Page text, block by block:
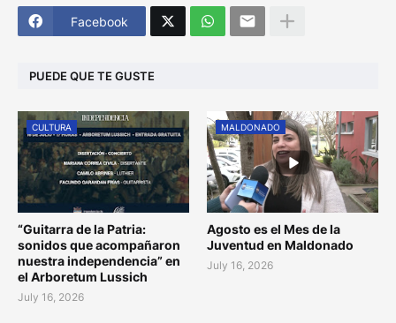
Facebook
PUEDE QUE TE GUSTE
CULTURA
“Guitarra de la Patria:
sonidos que acompañaron
nuestra independencia” en
el Arboretum Lussich
July 16, 2026
MALDONADO
Agosto es el Mes de la
Juventud en Maldonado
July 16, 2026